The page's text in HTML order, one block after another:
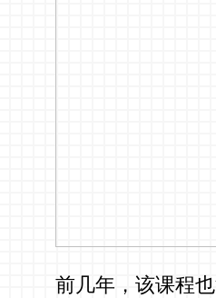
前几年，该课程